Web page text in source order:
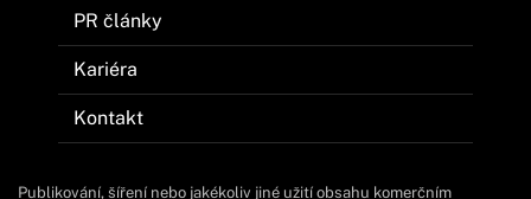
PR články
Kariéra
Kontakt
Publikování, šíření nebo jakékoliv jiné užití obsahu komerčním